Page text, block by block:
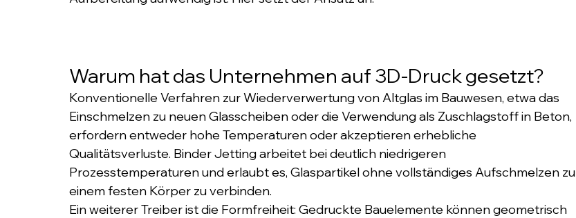
Warum hat das Unternehmen auf 3D-Druck gesetzt?
Konventionelle Verfahren zur Wiederverwertung von Altglas im Bauwesen, etwa das
Einschmelzen zu neuen Glasscheiben oder die Verwendung als Zuschlagstoff in Beton,
erfordern entweder hohe Temperaturen oder akzeptieren erhebliche
Qualitätsverluste. Binder Jetting arbeitet bei deutlich niedrigeren
Prozesstemperaturen und erlaubt es, Glaspartikel ohne vollständiges Aufschmelzen zu
einem festen Körper zu verbinden.
Ein weiterer Treiber ist die Formfreiheit: Gedruckte Bauelemente können geometrisch